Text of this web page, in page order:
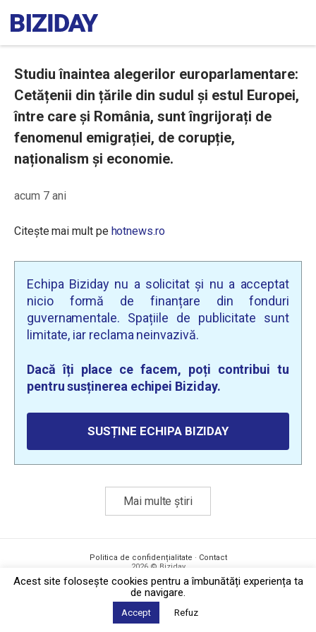
Studiu înaintea alegerilor europarlamentare:
Cetățenii din țările din sudul și estul Europei,
între care și România, sunt îngrijorați de
fenomenul emigrației, de corupție,
naționalism și economie.
acum 7 ani
Citește mai mult pe hotnews.ro
Echipa Biziday nu a solicitat și nu a acceptat
nicio formă de finanțare din fonduri
guvernamentale. Spațiile de publicitate sunt
limitate, iar reclama neinvazivă.
Dacă îți place ce facem, poți contribui tu
pentru susținerea echipei Biziday.
SUSȚINE ECHIPA BIZIDAY
Mai multe știri
Politica de confidențialitate · Contact
2026 © Biziday
Acest site foloseşte cookies pentru a îmbunătăți experiența ta
de navigare.
Accept Refuz